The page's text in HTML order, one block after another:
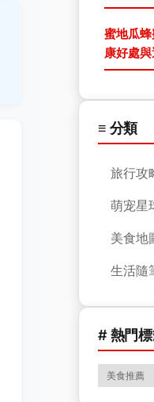
蜜地瓜
康好處
≡ 分類
旅行攻
萌宠星
美食地
生活隨
# 熱門
美食推薦